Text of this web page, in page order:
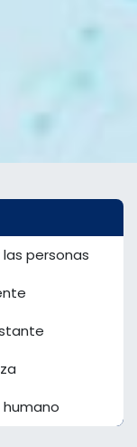
personas